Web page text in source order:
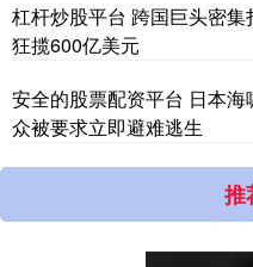
杠杆炒股平台 跨国巨头密
狂揽600亿美元
安全的股票配资平台 日本
众被要求立即避难逃生
推